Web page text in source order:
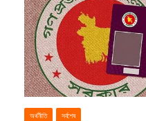
অর্থনীতি সর্বশেষ